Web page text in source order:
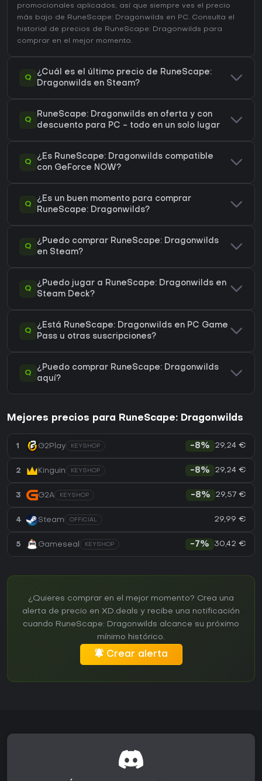
promocionales aplicados, así que siempre ves el precio
más bajo de RuneScape: Dragonwilds en PC. Consulta el
historial de precios de RuneScape: Dragonwilds para
comprar en el mejor momento.
Q
¿Cuál es el último precio de RuneScape:
Dragonwilds en Steam?
Q
RuneScape: Dragonwilds en oferta y con
descuento para PC - todo en un solo lugar
Q
¿Es RuneScape: Dragonwilds compatible
con GeForce NOW?
Q
¿Es un buen momento para comprar
RuneScape: Dragonwilds?
Q
¿Puedo comprar RuneScape: Dragonwilds
en Steam?
Q
¿Puedo jugar a RuneScape: Dragonwilds en
Steam Deck?
Q
¿Está RuneScape: Dragonwilds en PC Game
Pass u otras suscripciones?
Q
¿Puedo comprar RuneScape: Dragonwilds
aquí?
Mejores precios para RuneScape: Dragonwilds
1 G2Play KEYSHOP -8% 29,24 €
2 Kinguin KEYSHOP -8% 29,24 €
3 G2A KEYSHOP -8% 29,57 €
4 Steam OFFICIAL 29,99 €
5 Gameseal KEYSHOP -7% 30,42 €
¿Quieres comprar en el mejor momento? Crea una
alerta de precio en XD.deals y recibe una notificación
cuando RuneScape: Dragonwilds alcance su próximo
mínimo histórico.
Crear alerta